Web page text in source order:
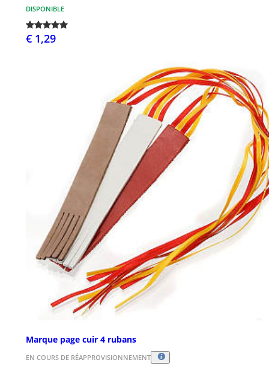
DISPONIBLE
€ 1,29
Marque page cuir 4 rubans
EN COURS DE RÉAPPROVISIONNEMENT